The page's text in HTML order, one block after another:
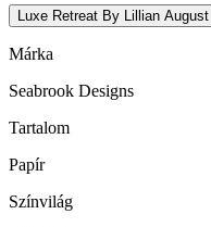
Luxe Retreat By Lillian August
Márka
Seabrook Designs
Tartalom
Papír
Színvilág